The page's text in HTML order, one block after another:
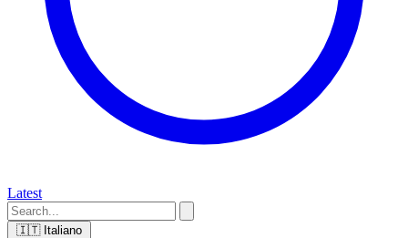
Latest
🇮🇹 Italiano